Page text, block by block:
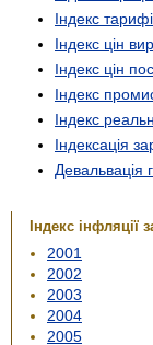
Індекс
Індекс цін
Індекс цін
Індекс
Індекс
Індексація
Девальвація
Індекс інфляції
2001
2002
2003
2004
2005